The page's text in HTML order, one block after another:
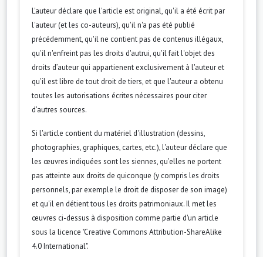
L'auteur déclare que l'article est original, qu'il a été écrit par
l'auteur (et les co-auteurs), qu'il n'a pas été publié
précédemment, qu'il ne contient pas de contenus illégaux,
qu'il n'enfreint pas les droits d'autrui, qu'il fait l'objet des
droits d’auteur qui appartienent exclusivement à l'auteur et
qu'il est libre de tout droit de tiers, et que l'auteur a obtenu
toutes les autorisations écrites nécessaires pour citer
d'autres sources.
Si l'article contient du matériel d'illustration (dessins,
photographies, graphiques, cartes, etc.), l'auteur déclare que
les œuvres indiquées sont les siennes, qu'elles ne portent
pas atteinte aux droits de quiconque (y compris les droits
personnels, par exemple le droit de disposer de son image)
et qu'il en détient tous les droits patrimoniaux. Il met les
œuvres ci-dessus à disposition comme partie d'un article
sous la licence "Creative Commons Attribution-ShareAlike
4.0 International".